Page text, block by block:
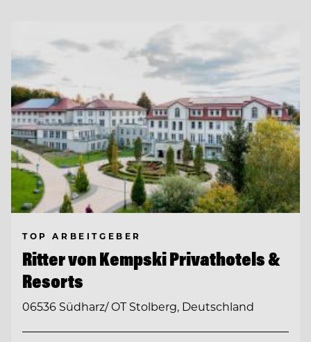
TOP ARBEITGEBER
Ritter von Kempski Privathotels &
Resorts
06536 Südharz/ OT Stolberg, Deutschland